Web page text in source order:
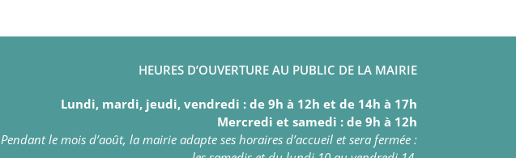
HEURES D’OUVERTURE AU PUBLIC DE LA MAIRIE
Lundi, mardi, jeudi, vendredi : de 9h à 12h et de 14h à 17h
Mercredi et samedi : de 9h à 12h
Pendant le mois d’août, la mairie adapte ses horaires d’accueil et sera fermée :